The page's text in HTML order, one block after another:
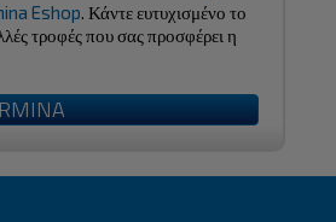
Eshop. Κάντε ευτυχισμένο το
τροφές που σας προσφέρει η